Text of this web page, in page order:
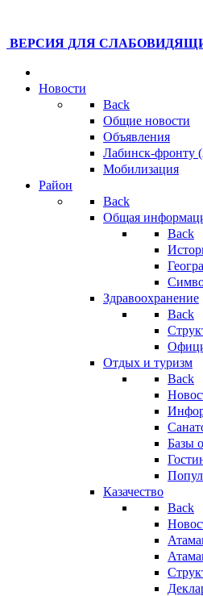
ВЕРСИЯ ДЛЯ
Новости
Back
Общие новости
Объявления
Лабинск-фронту
Мобилизация
Район
Back
Общая
Back
Здравоохранение
Back
Отдых и туризм
Back
Базы
Казачество
Back